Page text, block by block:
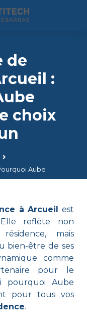
de
:
choix
Aube
à Arcueil est
reflète non
mais
bien-être de ses
comme
pour le
pourquoi Aube
pour tous vos
.